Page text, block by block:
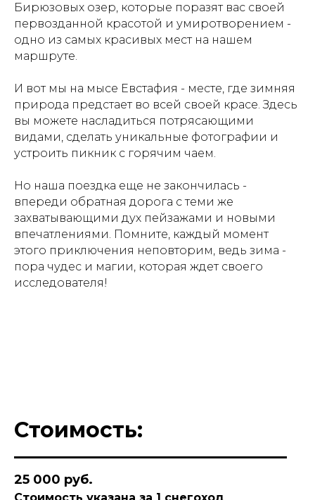
Бирюзовых озер, которые поразят вас своей
первозданной красотой и умиротворением -
одно из самых красивых мест на нашем
маршруте.
И вот мы на мысе Евстафия - месте, где зимняя
природа предстает во всей своей красе. Здесь
вы можете насладиться потрясающими
видами, сделать уникальные фотографии и
устроить пикник с горячим чаем.
Но наша поездка еще не закончилась -
впереди обратная дорога с теми же
захватывающими дух пейзажами и новыми
впечатлениями. Помните, каждый момент
этого приключения неповторим, ведь зима -
пора чудес и магии, которая ждет своего
исследователя!
Стоимость:
25 000 руб.